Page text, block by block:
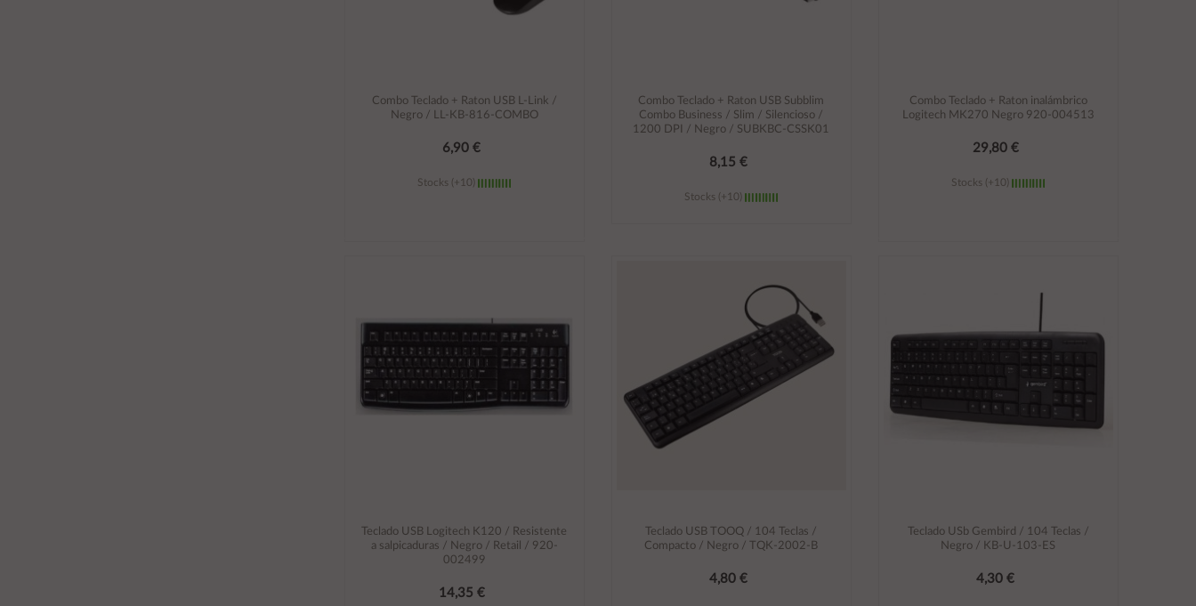
Combo Teclado + Raton USB L-Link /
Negro / LL-KB-816-COMBO
6,90 €
Stocks (+10)
Combo Teclado + Raton USB Subblim
Combo Business / Slim / Silencioso /
1200 DPI / Negro / SUBKBC-CSSK01
8,15 €
Stocks (+10)
Combo Teclado + Raton inalámbrico
Logitech MK270 Negro 920-004513
29,80 €
Stocks (+10)
Teclado USB Logitech K120 / Resistente
a salpicaduras / Negro / Retail / 920-
002499
14,35 €
Teclado USB TOOQ / 104 Teclas /
Compacto / Negro / TQK-2002-B
4,80 €
Teclado USb Gembird / 104 Teclas /
Negro / KB-U-103-ES
4,30 €